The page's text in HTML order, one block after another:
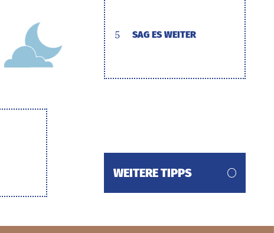
5 SAG ES WEITER
WEITERE TIPPS